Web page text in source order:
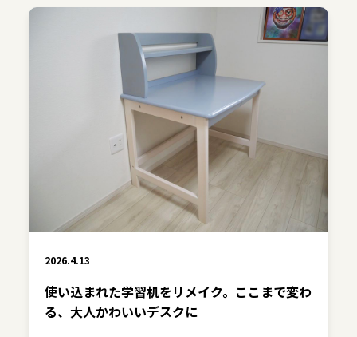
2026.4.13
使い込まれた学習机をリメイク。ここまで変わ
る、大人かわいいデスクに